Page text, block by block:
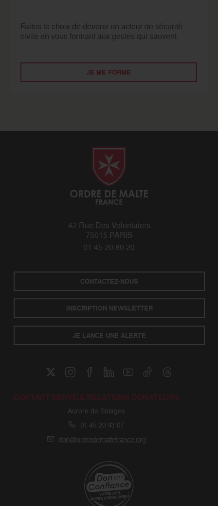
Faites le choix de devenir un acteur de sécurité
civile en vous formant aux gestes qui sauvent.
JE ME FORME
42 Rue Des Volontaires
75015 PARIS
01 45 20 80 20
CONTACTEZ-NOUS
INSCRIPTION NEWSLETTER
JE LANCE UNE ALERTE
CONTACT SERVICE RELATIONS DONATEURS
Aurore de Solages
01 45 20 93 07
don@ordredemaltefrance.org